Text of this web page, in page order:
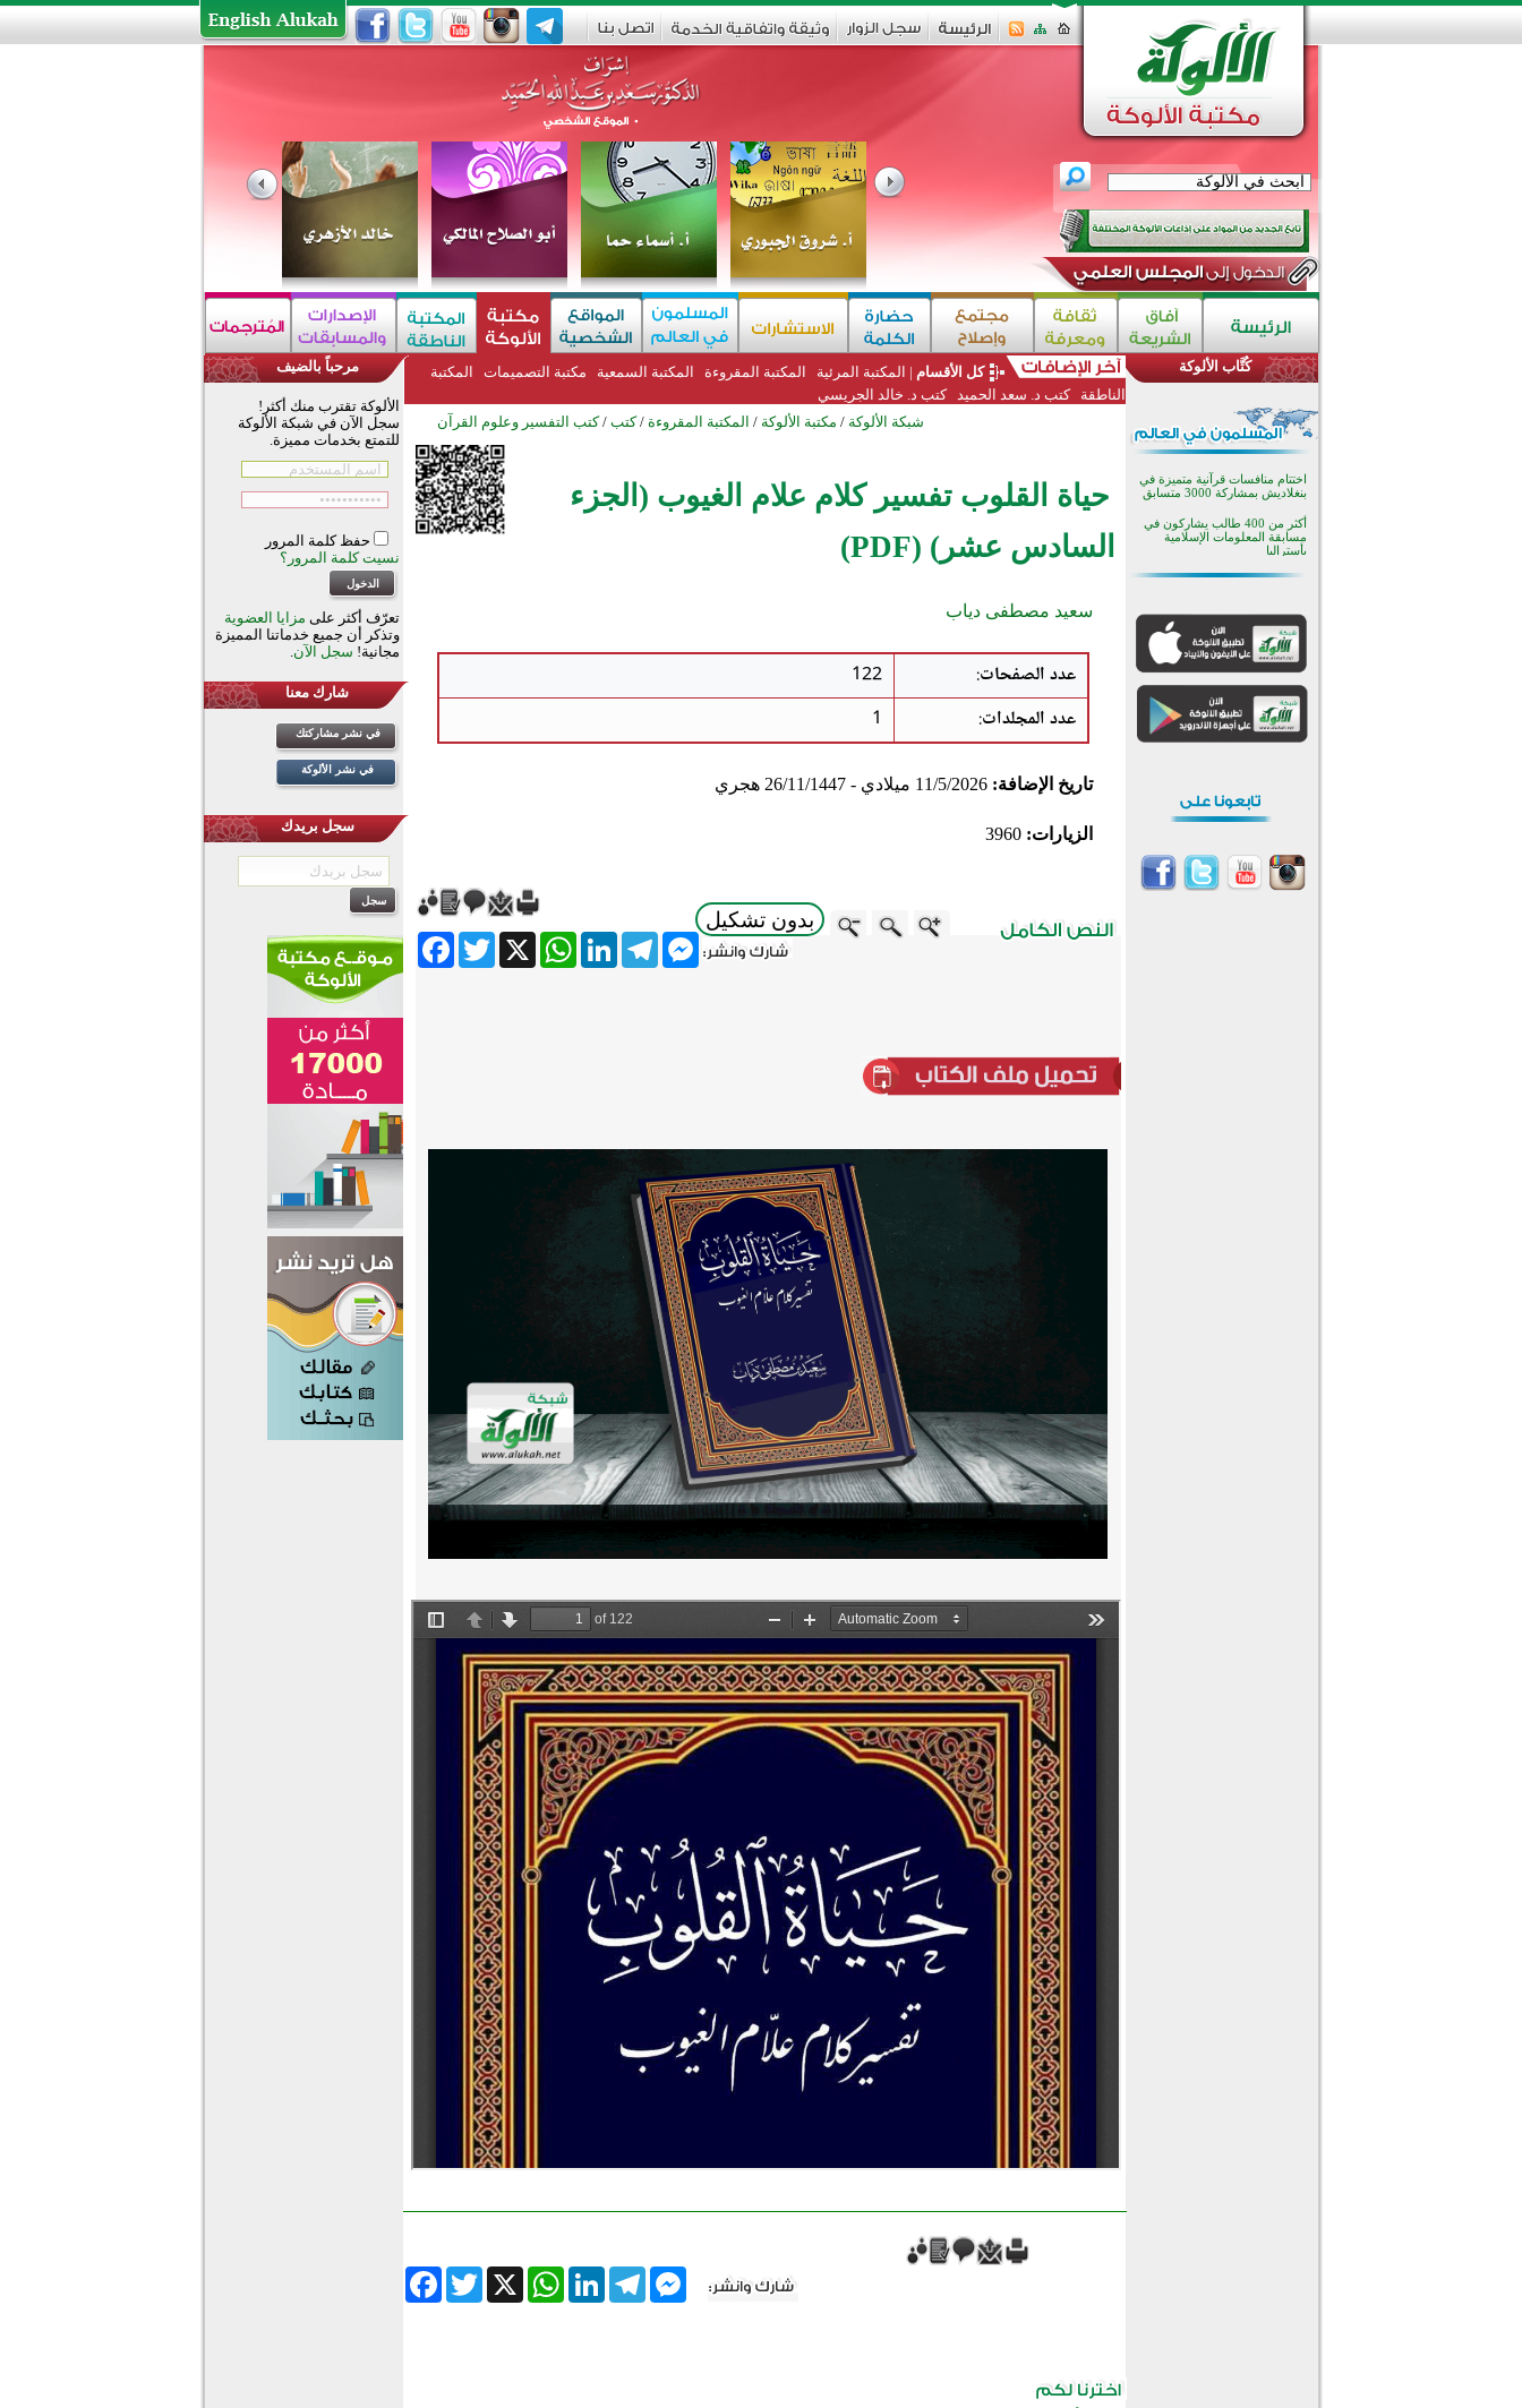
كل الأقسام | المكتبة المرئية المكتبة المقروءة المكتبة السمعية مكتبة التصميمات
المكتبة
الناطقة كتب د. سعد الحميد
كتب د. خالد الجريسي
شبكة الألوكة / مكتبة الألوكة / المكتبة المقروءة / كتب / كتب التفسير وعلوم القرآن
حياة القلوب تفسير كلام علام الغيوب (الجزء
السادس عشر) (PDF)
سعيد مصطفى دياب
عدد الصفحات:
122
عدد المجلدات:
1
تاريخ الإضافة:11/5/2026 ميلادي - 26/11/1447 هجري
الزيارات:3960
بدون تشكيل
FacebookTwitter X
WhatsAppLinkedInTelegram
Messenger
FacebookTwitter X
WhatsAppLinkedInTelegram
Messenger
مرحباً بالضيف
الألوكة تقترب منك أكثر!
سجل الآن في شبكة الألوكة
للتمتع بخدمات مميزة.
حفظ كلمة المرور
نسيت كلمة المرور؟
تعرّف أكثر على مزايا العضوية
وتذكر أن جميع خدماتنا المميزة
مجانية! سجل الآن.
شارك معنا
في نشر مشاركتك
في نشر الألوكة
سجل بريدك
كُتَّاب الألوكة
اختتام منافسات قرآنية متميزة في
بنغلاديش بمشاركة 3000 متسابق
أكثر من 400 طالب يشاركون في
مسابقة المعلومات الإسلامية
بأستراليا
بالجبل الأسود منذ أكثر من قرن
منطقة ريبوفسي تحتفل بميلاد
مسجد جديد في أجواء إيمانية مميزة
أكبر مشروع إسلامي في ريف
أستراليا يفتتح أبوابه بعد سنوات من
العمل والعطاء
القرآن والتربية في صدارة البرامج
الصيفية للمسلمين في بينزا
وساراتوف وموردوفيا هذا العام
اختتام الدورة التاسعة لمسابقة حفظ
القيم وبناء الشخصية للشباب
المسلمين